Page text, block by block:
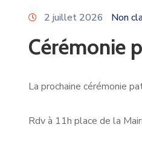
2 juillet 2026 Non
Cérémonie
La prochaine cérémonie
Rdv à 11h place de la